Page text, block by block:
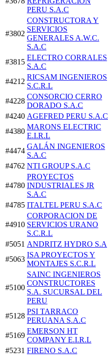
PERU S.A.C
#3802
CONSTRUCTORA Y
SERVICIOS
GENERALES A.W.C.
S.A.C
#3815
ELECTRO CORRALES
S.A.C
#4212
RICSAM INGENIEROS
S.C.R.L
#4228
CONSORCIO CERRO
DORADO S.A.C
#4240 AGEFRED PERU S.A.C
#4380
MARONS ELECTRIC
E.I.R.L
#4474
GALÁN INGENIEROS
S.A.C
#4762 NTI GROUP S.A.C
#4780
PROYECTOS
INDUSTRIALES JR
S.A.C
#4785 ITALTEL PERU S.A.C
#4910
CORPORACION DE
SERVICIOS URANO
S.C.R.L
#5051 ANDRITZ HYDRO S.A
#5063
ISA PROYECTOS Y
MONTAJES S.C.R.L
#5100
SAINC INGENIEROS
CONSTRUCTORES
S.A. SUCURSAL DEL
PERU
#5128
PSI TARRACO
PERUANA S.A.C
#5169
EMERSON HT
COMPANY E.I.R.L
#5231 FIRENO S.A.C